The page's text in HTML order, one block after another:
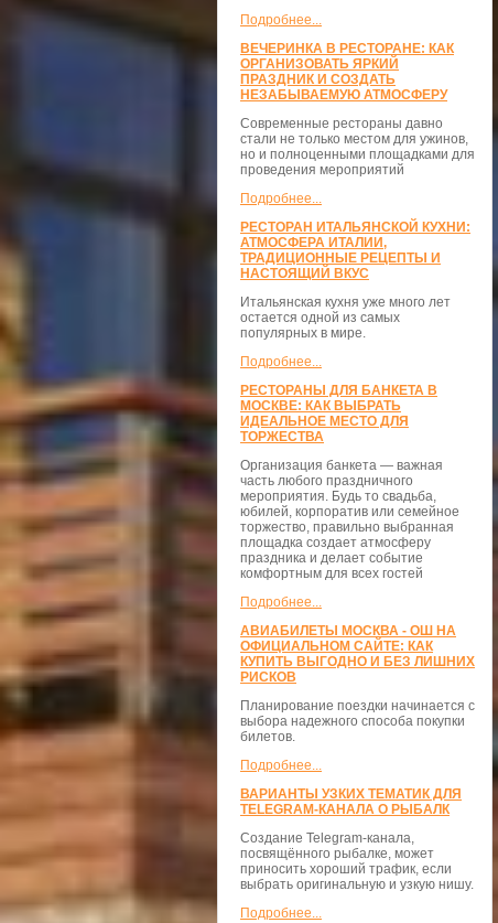
Подробнее...
ВЕЧЕРИНКА В РЕСТОРАНЕ: КАК
ОРГАНИЗОВАТЬ ЯРКИЙ
ПРАЗДНИК И СОЗДАТЬ
НЕЗАБЫВАЕМУЮ АТМОСФЕРУ
Современные рестораны давно
стали не только местом для ужинов,
но и полноценными площадками для
проведения мероприятий
Подробнее...
РЕСТОРАН ИТАЛЬЯНСКОЙ КУХНИ:
АТМОСФЕРА ИТАЛИИ,
ТРАДИЦИОННЫЕ РЕЦЕПТЫ И
НАСТОЯЩИЙ ВКУС
Итальянская кухня уже много лет
остается одной из самых
популярных в мире.
Подробнее...
РЕСТОРАНЫ ДЛЯ БАНКЕТА В
МОСКВЕ: КАК ВЫБРАТЬ
ИДЕАЛЬНОЕ МЕСТО ДЛЯ
ТОРЖЕСТВА
Организация банкета — важная
часть любого праздничного
мероприятия. Будь то свадьба,
юбилей, корпоратив или семейное
торжество, правильно выбранная
площадка создает атмосферу
праздника и делает событие
комфортным для всех гостей
Подробнее...
АВИАБИЛЕТЫ МОСКВА - ОШ НА
ОФИЦИАЛЬНОМ САЙТЕ: КАК
КУПИТЬ ВЫГОДНО И БЕЗ ЛИШНИХ
РИСКОВ
Планирование поездки начинается с
выбора надежного способа покупки
билетов.
Подробнее...
ВАРИАНТЫ УЗКИХ ТЕМАТИК ДЛЯ
TELEGRAM-КАНАЛА О РЫБАЛК
Создание Telegram-канала,
посвящённого рыбалке, может
приносить хороший трафик, если
выбрать оригинальную и узкую нишу.
Подробнее...